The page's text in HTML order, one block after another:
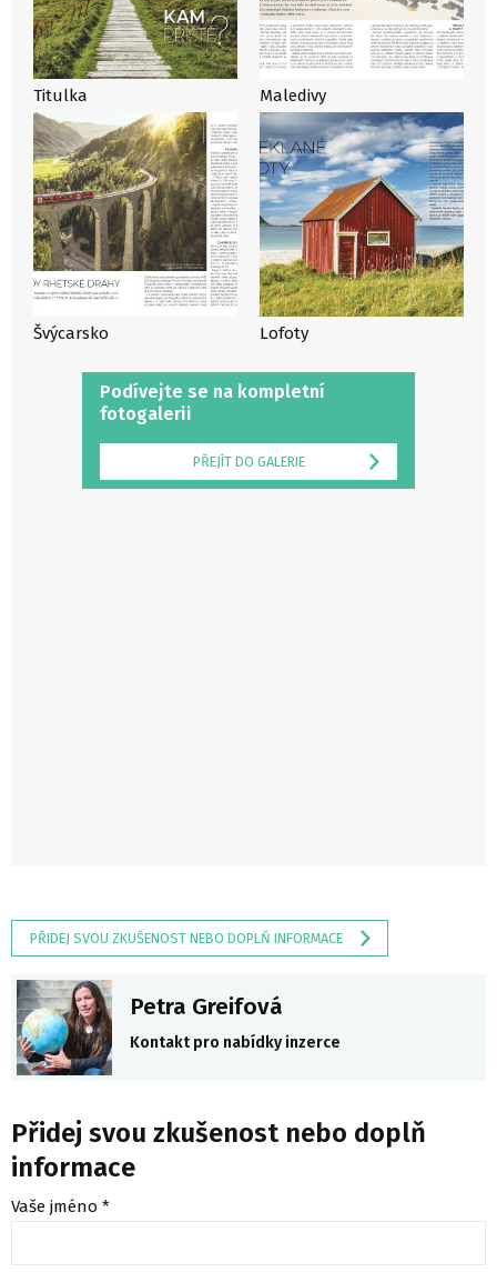
Podívejte se na kompletní
fotogalerii
PŘEJÍT DO GALERIE
Titulka Maledivy
Švýcarsko Lofoty
PŘIDEJ SVOU ZKUŠENOST NEBO DOPLŇ INFORMACE
Petra Greifová
Kontakt pro nabídky inzerce
Přidej svou zkušenost nebo doplň
informace
Vaše jméno *